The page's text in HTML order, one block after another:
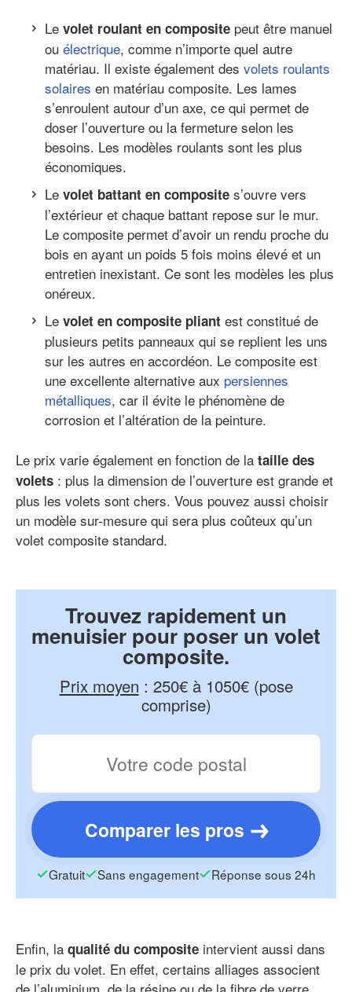
Le volet roulant en composite peut être manuel
ou électrique, comme n’importe quel autre
matériau. Il existe également des volets roulants
solaires en matériau composite. Les lames
s’enroulent autour d’un axe, ce qui permet de
doser l’ouverture ou la fermeture selon les
besoins. Les modèles roulants sont les plus
économiques.
Le volet battant en composite s’ouvre vers
l’extérieur et chaque battant repose sur le mur.
Le composite permet d’avoir un rendu proche du
bois en ayant un poids 5 fois moins élevé et un
entretien inexistant. Ce sont les modèles les plus
onéreux.
Le volet en composite pliant est constitué de
plusieurs petits panneaux qui se replient les uns
sur les autres en accordéon. Le composite est
une excellente alternative aux persiennes
métalliques, car il évite le phénomène de
corrosion et l’altération de la peinture.
Le prix varie également en fonction de la taille des
volets : plus la dimension de l’ouverture est grande et
plus les volets sont chers. Vous pouvez aussi choisir
un modèle sur-mesure qui sera plus coûteux qu’un
volet composite standard.
Trouvez rapidement un
menuisier pour poser un volet
composite.
Prix moyen : 250€ à 1050€ (pose
comprise)
Comparer les pros
Gratuit Sans engagement Réponse sous 24h
Enfin, la qualité du composite intervient aussi dans
le prix du volet. En effet, certains alliages associent